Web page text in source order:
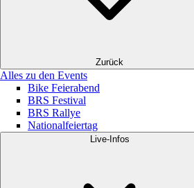
Zurück
Alles zu den Events
Bike Feierabend
BRS Festival
BRS Rallye
Nationalfeiertag
Live-Infos